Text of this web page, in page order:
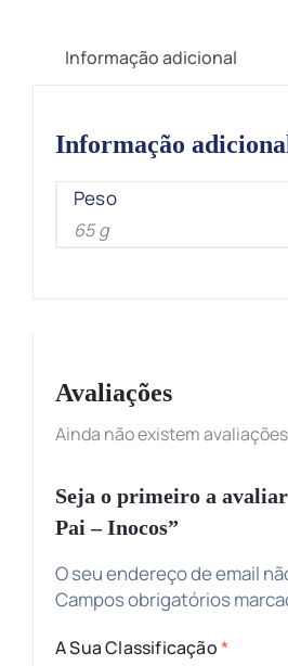
Informação adicional
Informação
Peso
65 g
Avaliações
Ainda não existem
Seja o primeiro a
Pai – Inocos”
O seu endereço de email
Campos obrigatórios
A Sua Classificação*